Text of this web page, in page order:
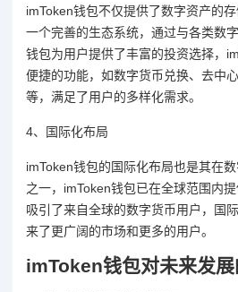
imToken钱包不仅提供了数字资产的
一个完善的生态系统，通过与各类数
钱包为用户提供了丰富的投资选择，
便捷的功能，如数字货币兑换、去中
等，满足了用户的多样化需求。
4、国际化布局
imToken钱包的国际化布局也是其在
之一，imToken钱包已在全球范围内提
吸引了来自全球的数字货币用户，国
来了更广阔的市场和更多的用户。
imToken钱包对未来发